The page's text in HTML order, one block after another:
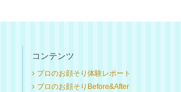
コンテンツ
プロのお顔そり体験レポート
プロのお顔そりBefore&After